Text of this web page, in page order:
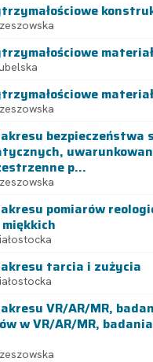
bezpieczeństwa
p...
pomiarów
tarcia i zużycia
VR/AR/MR,
w VR/AR/MR,